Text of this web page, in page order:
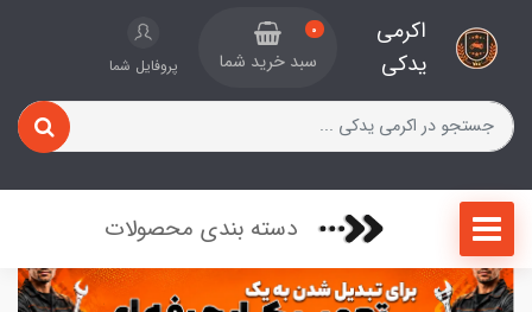
اکرمی
یدکی
0
سبد خرید شما پروفایل شما
دسته بندی محصولات